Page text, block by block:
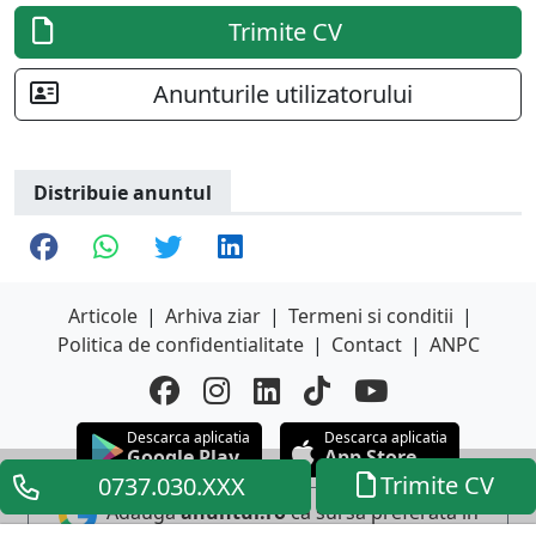
0737.030.XXX Trimite CV
Trimite CV
Anunturile utilizatorului
Distribuie anuntul
Articole | Arhiva ziar | Termeni si conditii |
Politica de confidentialitate | Contact | ANPC
Descarca aplicatia
Google Play
Descarca aplicatia
App Store
Adaugaanuntul.roca sursa preferata in